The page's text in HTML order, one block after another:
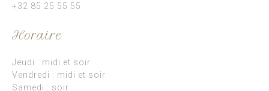
+32 85 25 55 55
Horaire
Jeudi : midi et soir
Vendredi : midi et soir
Samedi : soir